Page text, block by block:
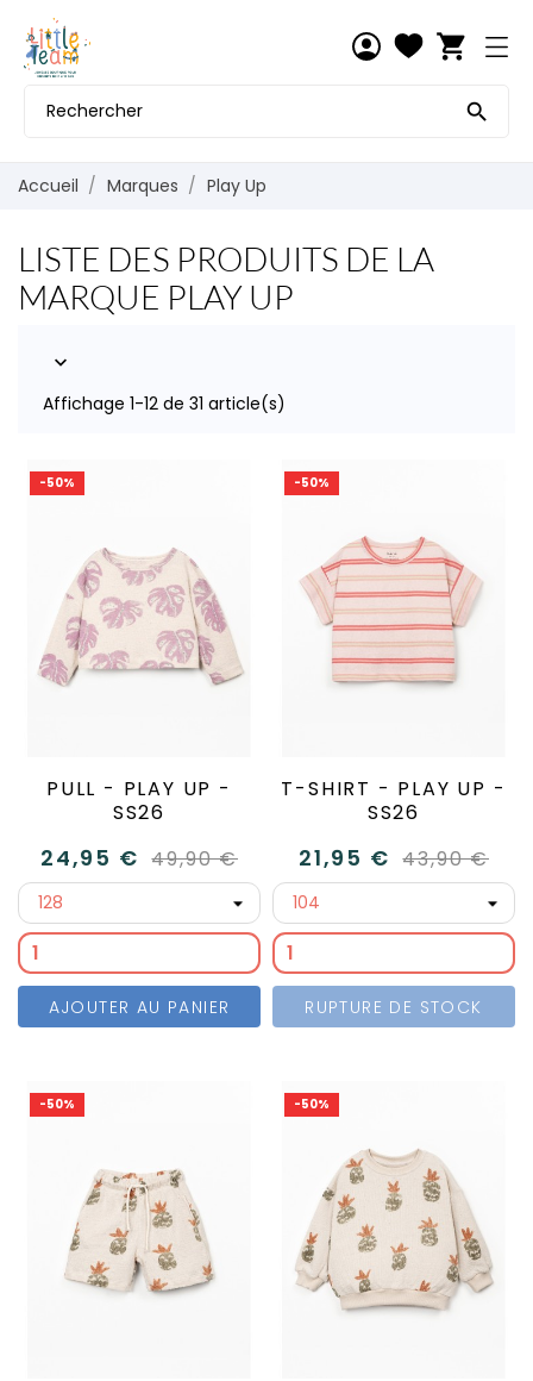
shopping_cart

Accueil Marques Play Up
LISTE DES PRODUITS DE LA
MARQUE PLAY UP

Affichage 1-12 de 31 article(s)
-50%
PULL - PLAY UP -
SS26
24,95 € 49,90 €
AJOUTER AU PANIER
-50%
T-SHIRT - PLAY UP -
SS26
21,95 € 43,90 €
RUPTURE DE STOCK
-50% -50%